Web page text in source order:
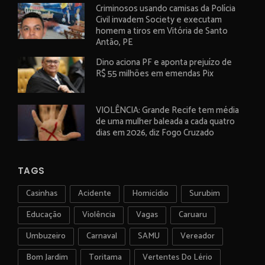
Criminosos usando camisas da Polícia
Civil invadem Society e executam
homem a tiros em Vitória de Santo
Antão, PE
Dino aciona PF e aponta prejuízo de
R$ 55 milhões em emendas Pix
VIOLÊNCIA: Grande Recife tem média
de uma mulher baleada a cada quatro
dias em 2026, diz Fogo Cruzado
TAGS
Casinhas Acidente Homicídio
Surubim
Educação
Violência Vagas
Caruaru
Umbuzeiro
Carnaval SAMU
Vereador
Bom Jardim
Toritama
Vertentes Do Lério